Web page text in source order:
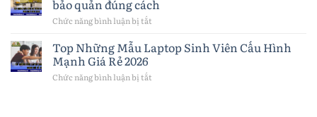
trọng
Đáng
Gen
Tính
bảo quản đúng cách
Chức năng bình luận bị tắt
thông
Top Những Mẫu Laptop Sinh Viên Cấu Hình
Mạnh Giá Rẻ 2026
Chức năng bình luận bị tắt